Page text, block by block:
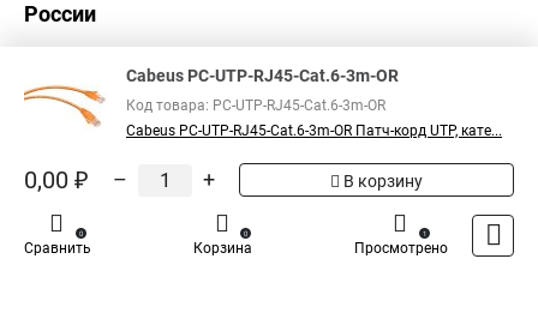
России
Cabeus PC-UTP-RJ45-Cat.6-3m-OR
Код товара: PC-UTP-RJ45-Cat.6-3m-OR
Cabeus PC-UTP-RJ45-Cat.6-3m-OR Патч-корд UTP, кате...
0,00 ₽ – + В корзину
Сравнить
0
Корзина
0
Просмотрено
1